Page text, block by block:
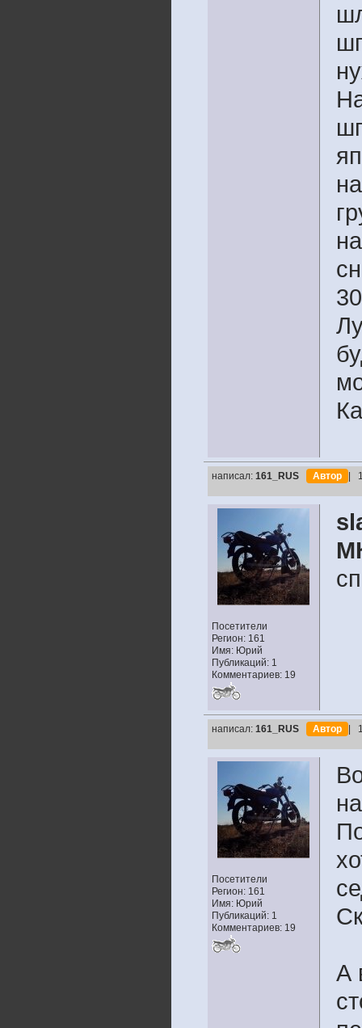
написал: 161_RUS Автор |
Посетители
Регион: 161
Имя: Юрий
Публикаций: 1
Комментариев: 19
написал: 161_RUS Автор |
Посетители
Регион: 161
Имя: Юрий
Публикаций: 1
Комментариев: 19
А